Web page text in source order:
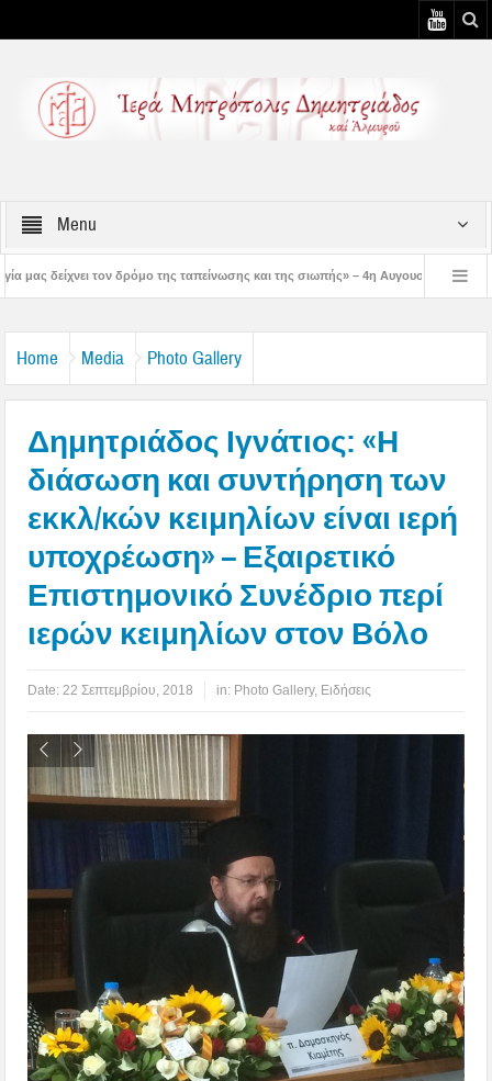
Menu
της ταπείνωσης και της σιωπής» – 4η Αυγουστιάτικη Παράκληση στην
Home Media Photo Gallery
Δημητριάδος Ιγνάτιος: «Η
διάσωση και συντήρηση των
εκκλ/κών κειμηλίων είναι ιερή
υποχρέωση» – Εξαιρετικό
Επιστημονικό Συνέδριο περί
ιερών κειμηλίων στον Βόλο
Date: 22 Σεπτεμβρίου, 2018 in: Photo Gallery, Ειδήσεις